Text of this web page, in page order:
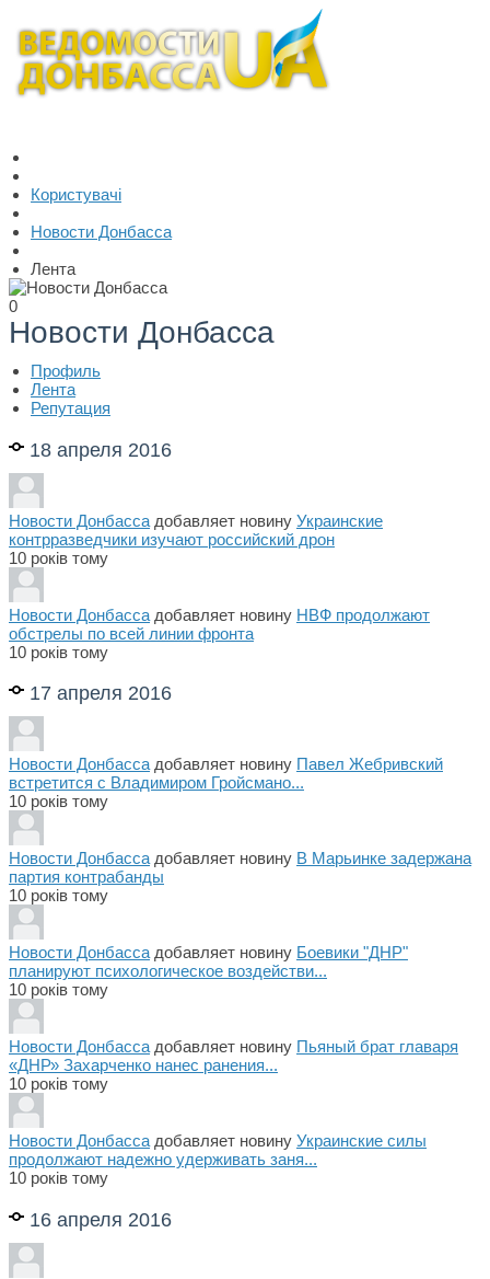
Користувачі
Новости Донбасса
Лента
0
Новости Донбасса
Профиль
Лента
Репутация
18 апреля 2016
Новости Донбасса добавляет новину Украинские
контрразведчики изучают российский дрон
10 років тому
Новости Донбасса добавляет новину НВФ продолжают
обстрелы по всей линии фронта
10 років тому
17 апреля 2016
Новости Донбасса добавляет новину Павел Жебривский
встретится с Владимиром Гройсмано...
10 років тому
Новости Донбасса добавляет новину В Марьинке задержана
партия контрабанды
10 років тому
Новости Донбасса добавляет новину Боевики "ДНР"
планируют психологическое воздействи...
10 років тому
Новости Донбасса добавляет новину Пьяный брат главаря
«ДНР» Захарченко нанес ранения...
10 років тому
Новости Донбасса добавляет новину Украинские силы
продолжают надежно удерживать заня...
10 років тому
16 апреля 2016